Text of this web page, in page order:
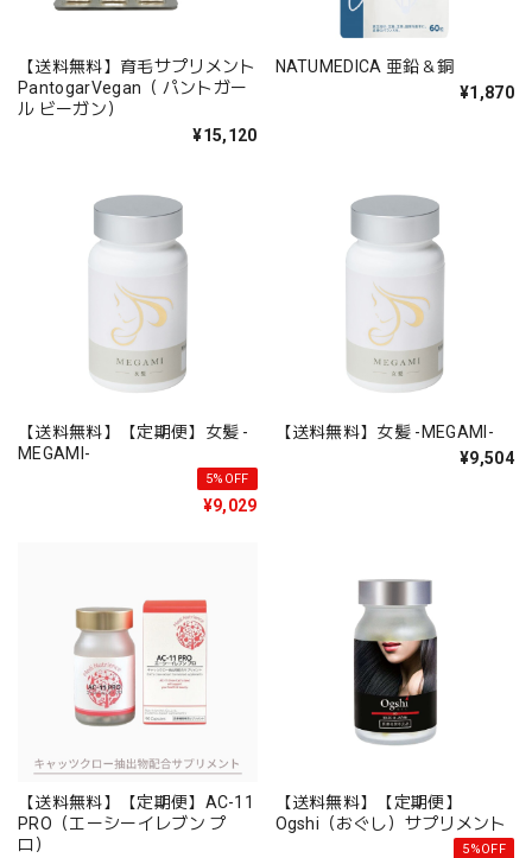
【送料無料】育毛サプリメント
PantogarVegan（ パントガー
ル ビーガン）
¥15,120
NATUMEDICA 亜鉛＆銅
¥1,870
【送料無料】【定期便】女髪 -
MEGAMI-
5%OFF
¥9,029
【送料無料】女髪 -MEGAMI-
¥9,504
【送料無料】【定期便】AC-11
PRO（エーシーイレブン プ
ロ）
【送料無料】【定期便】
Ogshi（おぐし）サプリメント
5%OFF